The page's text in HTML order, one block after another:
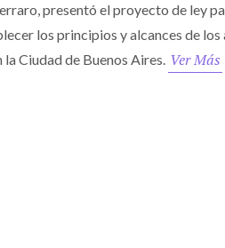
presentó el proyecto de ley
los principios y alcances de los
la Ciudad de Buenos Aires. Ver Más